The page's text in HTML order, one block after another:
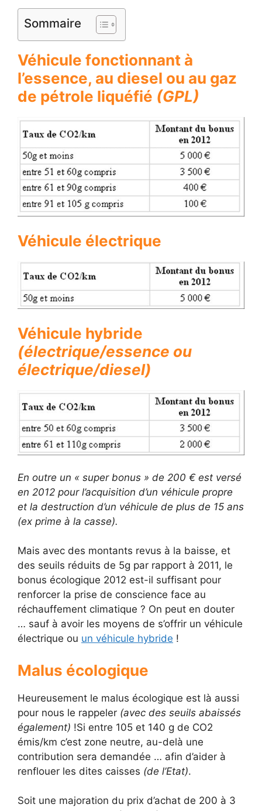
Sommaire
Véhicule fonctionnant à
l’essence, au diesel ou au gaz
de pétrole liquéfié (GPL)
Véhicule électrique
Véhicule hybride
(électrique/essence ou
électrique/diesel)
En outre un « super bonus » de 200 € est versé
en 2012 pour l’acquisition d’un véhicule propre
et la destruction d’un véhicule de plus de 15 ans
(ex prime à la casse).
Mais avec des montants revus à la baisse, et
des seuils réduits de 5g par rapport à 2011, le
bonus écologique 2012 est-il suffisant pour
renforcer la prise de conscience face au
réchauffement climatique ? On peut en douter
… sauf à avoir les moyens de s’offrir un véhicule
électrique ou un véhicule hybride !
Malus écologique
Heureusement le malus écologique est là aussi
pour nous le rappeler (avec des seuils abaissés
également) !Si entre 105 et 140 g de CO2
émis/km c’est zone neutre, au-delà une
contribution sera demandée … afin d’aider à
renflouer les dites caisses (de l’Etat).
Soit une majoration du prix d’achat de 200 à 3